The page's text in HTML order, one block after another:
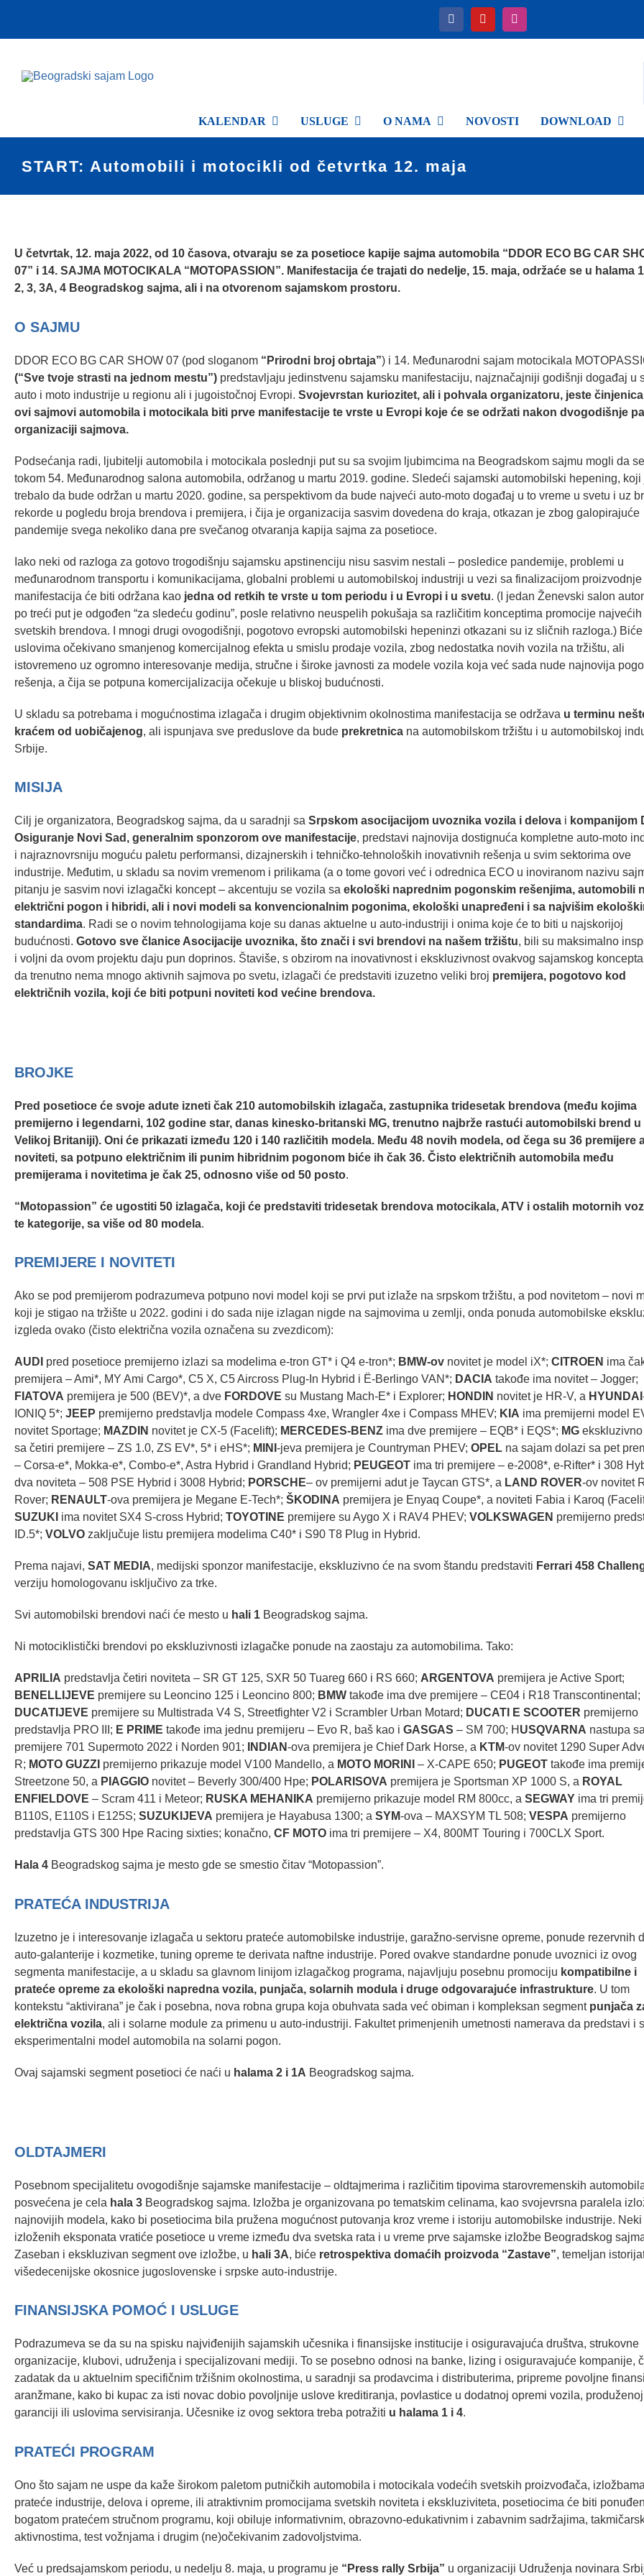
content
KALENDAR USLUGE O NAMA NOVOSTI DOWNLOAD
START: Automobili i motocikli od četvrtka 12. maja
Larger
Image
U četvrtak, 12. maja 2022, od 10 časova, otvaraju se za posetioce kapije sajma automobila “DDOR ECO BG CAR
07” i 14. SAJMA MOTOCIKALA “MOTOPASSION”. Manifestacija će trajati do nedelje, 15. maja, održaće se u halama
2, 3, 3A, 4 Beogradskog sajma, ali i na otvorenom sajamskom prostoru.
O SAJMU
DDOR ECO BG CAR SHOW 07 (pod sloganom “Prirodni broj obrtaja”) i 14. Međunarodni sajam motocikala
(“Sve tvoje strasti na jednom mestu”) predstavljaju jedinstvenu sajamsku manifestaciju, najznačajniji godišnji događaj u
auto i moto industrije u regionu ali i jugoistočnoj Evropi. Svojevrstan kuriozitet, ali i pohvala organizatoru, jeste
ovi sajmovi automobila i motocikala biti prve manifestacije te vrste u Evropi koje će se održati nakon dvogodišnje
organizaciji sajmova.
Podsećanja radi, ljubitelji automobila i motocikala poslednji put su sa svojim ljubimcima na Beogradskom sajmu mogli da
tokom 54. Međunarodnog salona automobila, održanog u martu 2019. godine. Sledeći sajamski automobilski hepening, koji
trebalo da bude održan u martu 2020. godine, sa perspektivom da bude najveći auto-moto događaj u to vreme u svetu i uz
rekorde u pogledu broja brendova i premijera, i čija je organizacija sasvim dovedena do kraja, otkazan je zbog galopirajuće
pandemije svega nekoliko dana pre svečanog otvaranja kapija sajma za posetioce.
Iako neki od razloga za gotovo trogodišnju sajamsku apstinenciju nisu sasvim nestali – posledice pandemije, problemi u
međunarodnom transportu i komunikacijama, globalni problemi u automobilskoj industriji u vezi sa finalizacijom proizvodnje
manifestacija će biti održana kao jedna od retkih te vrste u tom periodu i u Evropi i u svetu. (I jedan Ženevski salon
po treći put je odgođen “za sledeću godinu”, posle relativno neuspelih pokušaja sa različitim konceptima promocije najvećih
svetskih brendova. I mnogi drugi ovogodišnji, pogotovo evropski automobilski hepeninzi otkazani su iz sličnih razloga.) Biće
uslovima očekivano smanjenog komercijalnog efekta u smislu prodaje vozila, zbog nedostatka novih vozila na tržištu, ali
istovremeno uz ogromno interesovanje medija, stručne i široke javnosti za modele vozila koja već sada nude najnovija
rešenja, a čija se potpuna komercijalizacija očekuje u bliskoj budućnosti.
U skladu sa potrebama i mogućnostima izlagača i drugim objektivnim okolnostima manifestacija se održava u terminu
kraćem od uobičajenog, ali ispunjava sve preduslove da bude prekretnica na automobilskom tržištu i u automobilskoj
Srbije.
MISIJA
Cilj je organizatora, Beogradskog sajma, da u saradnji sa Srpskom asocijacijom uvoznika vozila i delova i kompanijom
Osiguranje Novi Sad, generalnim sponzorom ove manifestacije, predstavi najnovija dostignuća kompletne auto-moto
i najraznovrsniju moguću paletu performansi, dizajnerskih i tehničko-tehnoloških inovativnih rešenja u svim sektorima ove
industrije. Međutim, u skladu sa novim vremenom i prilikama (a o tome govori već i odrednica ECO u inoviranom nazivu
pitanju je sasvim novi izlagački koncept – akcentuju se vozila sa ekološki naprednim pogonskim rešenjima, automobili
električni pogon i hibridi, ali i novi modeli sa konvencionalnim pogonima, ekološki unapređeni i sa najvišim
standardima. Radi se o novim tehnologijama koje su danas aktuelne u auto-industriji i onima koje će to biti u najskorijoj
budućnosti. Gotovo sve članice Asocijacije uvoznika, što znači i svi brendovi na našem tržištu, bili su maksimalno
i voljni da ovom projektu daju pun doprinos. Štaviše, s obzirom na inovativnost i ekskluzivnost ovakvog sajamskog
da trenutno nema mnogo aktivnih sajmova po svetu, izlagači će predstaviti izuzetno veliki broj premijera, pogotovo kod
električnih vozila, koji će biti potpuni noviteti kod većine brendova.
BROJKE
Pred posetioce će svoje adute izneti čak 210 automobilskih izlagača, zastupnika tridesetak brendova (među kojima
premijerno i legendarni, 102 godine star, danas kinesko-britanski MG, trenutno najbrže rastući automobilski brend u
Velikoj Britaniji). Oni će prikazati između 120 i 140 različitih modela. Među 48 novih modela, od čega su 36 premijere
noviteti, sa potpuno električnim ili punim hibridnim pogonom biće ih čak 36. Čisto električnih automobila među
premijerama i novitetima je čak 25, odnosno više od 50 posto.
“Motopassion” će ugostiti 50 izlagača, koji će predstaviti tridesetak brendova motocikala, ATV i ostalih motornih
te kategorije, sa više od 80 modela.
PREMIJERE I NOVITETI
Ako se pod premijerom podrazumeva potpuno novi model koji se prvi put izlaže na srpskom tržištu, a pod novitetom – novi
koji je stigao na tržište u 2022. godini i do sada nije izlagan nigde na sajmovima u zemlji, onda ponuda automobilske
izgleda ovako (čisto električna vozila označena su zvezdicom):
AUDI pred posetioce premijerno izlazi sa modelima e-tron GT* i Q4 e-tron*; BMW-ov novitet je model iX*; CITROEN ima
premijera – Ami*, MY Ami Cargo*, C5 X, C5 Aircross Plug-In Hybrid i Ë-Berlingo VAN*; DACIA takođe ima novitet – Jogger;
FIATOVA premijera je 500 (BEV)*, a dve FORDOVE su Mustang Mach-E* i Explorer; HONDIN novitet je HR-V, a HYUNDAI
IONIQ 5*; JEEP premijerno predstavlja modele Compass 4xe, Wrangler 4xe i Compass MHEV; KIA ima premijerni model
novitet Sportage; MAZDIN novitet je CX-5 (Facelift); MERCEDES-BENZ ima dve premijere – EQB* i EQS*; MG
sa četiri premijere – ZS 1.0, ZS EV*, 5* i eHS*; MINI -jeva premijera je Countryman PHEV; OPEL na sajam dolazi sa pet
– Corsa-e*, Mokka-e*, Combo-e*, Astra Hybrid i Grandland Hybrid; PEUGEOT ima tri premijere – e-2008*, e-Rifter* i 308
dva noviteta – 508 PSE Hybrid i 3008 Hybrid; PORSCHE– ov premijerni adut je Taycan GTS*, a LAND ROVER-ov novitet
Rover; RENAULT-ova premijera je Megane E-Tech*; ŠKODINA premijera je Enyaq Coupe*, a noviteti Fabia i Karoq
SUZUKI ima novitet SX4 S-cross Hybrid; TOYOTINE premijere su Aygo X i RAV4 PHEV; VOLKSWAGEN premijerno
ID.5*; VOLVO zaključuje listu premijera modelima C40* i S90 T8 Plug in Hybrid.
Prema najavi, SAT MEDIA, medijski sponzor manifestacije, ekskluzivno će na svom štandu predstaviti Ferrari 458
verziju homologovanu isključivo za trke.
Svi automobilski brendovi naći će mesto u hali 1 Beogradskog sajma.
Ni motociklistički brendovi po ekskluzivnosti izlagačke ponude na zaostaju za automobilima. Tako:
APRILIA predstavlja četiri noviteta – SR GT 125, SXR 50 Tuareg 660 i RS 660; ARGENTOVA premijera je Active Sport;
BENELLIJEVE premijere su Leoncino 125 i Leoncino 800; BMW takođe ima dve premijere – CE04 i R18 Transcontinental;
DUCATIJEVE premijere su Multistrada V4 S, Streetfighter V2 i Scrambler Urban Motard; DUCATI E SCOOTER premijerno
predstavlja PRO III; E PRIME takođe ima jednu premijeru – Evo R, baš kao i GASGAS – SM 700; H USQVARNA nastupa
premijere 701 Supermoto 2022 i Norden 901;
INDIAN-ova premijera je Chief Dark Horse, a KTM-ov novitet 1290 Super
R; MOTO GUZZI premijerno prikazuje model V100 Mandello, a MOTO MORINI – X-CAPE 650; PUGEOT takođe ima
Streetzone 50, a PIAGGIO novitet – Beverly 300/400 Hpe; POLARISOVA premijera je Sportsman XP 1000 S, a ROYAL
ENFIELDOVE – Scram 411 i Meteor; RUSKA MEHANIKA premijerno prikazuje model RM 800cc, a SEGWAY ima tri
B110S, E110S i E125S; SUZUKIJEVA premijera je Hayabusa 1300; a SYM-ova – MAXSYM TL 508; VESPA premijerno
predstavlja GTS 300 Hpe Racing sixties; konačno, CF MOTO ima tri premijere – X4, 800MT Touring i 700CLX Sport.
Hala 4 Beogradskog sajma je mesto gde se smestio čitav “Motopassion”.
PRATEĆA INDUSTRIJA
Izuzetno je i interesovanje izlagača u sektoru prateće automobilske industrije, garažno-servisne opreme, ponude rezervnih
auto-galanterije i kozmetike, tuning opreme te derivata naftne industrije. Pored ovakve standardne ponude uvoznici iz ovog
segmenta manifestacije, a u skladu sa glavnom linijom izlagačkog programa, najavljuju posebnu promociju kompatibilne i
prateće opreme za ekološki napredna vozila, punjača, solarnih modula i druge odgovarajuće infrastrukture. U tom
kontekstu “aktivirana” je čak i posebna, nova robna grupa koja obuhvata sada već obiman i kompleksan segment punjača
električna vozila, ali i solarne module za primenu u auto-industriji. Fakultet primenjenih umetnosti namerava da predstavi i
eksperimentalni model automobila na solarni pogon.
Ovaj sajamski segment posetioci će naći u halama 2 i 1A Beogradskog sajma.
OLDTAJMERI
Posebnom specijalitetu ovogodišnje sajamske manifestacije – oldtajmerima i različitim tipovima starovremenskih
posvećena je cela hala 3 Beogradskog sajma. Izložba je organizovana po tematskim celinama, kao svojevrsna paralela
najnovijih modela, kako bi posetiocima bila pružena mogućnost putovanja kroz vreme i istoriju automobilske industrije. Neki
izloženih eksponata vratiće posetioce u vreme između dva svetska rata i u vreme prve sajamske izložbe Beogradskog
Zaseban i ekskluzivan segment ove izložbe, u hali 3A, biće retrospektiva domaćih proizvoda “Zastave”, temeljan
višedecenijske okosnice jugoslovenske i srpske auto-industrije.
FINANSIJSKA POMOĆ I USLUGE
Podrazumeva se da su na spisku najviđenijih sajamskih učesnika i finansijske institucije i osiguravajuća društva, strukovne
organizacije, klubovi, udruženja i specijalizovani mediji. To se posebno odnosi na banke, lizing i osiguravajuće kompanije,
zadatak da u aktuelnim specifičnim tržišnim okolnostima, u saradnji sa prodavcima i distributerima, pripreme povoljne
aranžmane, kako bi kupac za isti novac dobio povoljnije uslove kreditiranja, povlastice u dodatnoj opremi vozila, produženoj
garanciji ili uslovima servisiranja. Učesnike iz ovog sektora treba potražiti u halama 1 i 4.
PRATEĆI PROGRAM
Ono što sajam ne uspe da kaže širokom paletom putničkih automobila i motocikala vodećih svetskih proizvođača, izložbama
prateće industrije, delova i opreme, ili atraktivnim promocijama svetskih noviteta i ekskluziviteta, posetiocima će biti
bogatom pratećem stručnom programu, koji obiluje informativnim, obrazovno-edukativnim i zabavnim sadržajima,
aktivnostima, test vožnjama i drugim (ne)očekivanim zadovoljstvima.
Već u predsajamskom periodu, u nedelju 8. maja, u programu je “Press rally Srbija” u organizaciji Udruženja novinara